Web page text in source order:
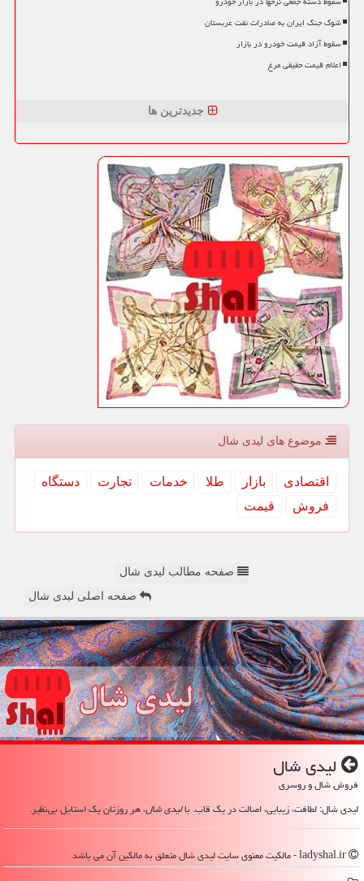
شوک جنگ ایران به صادرات نفت عربستان
سقوط آزاد قیمت خودرو در بازار
اعلام قیمت حقیقی مرغ
جدیدترین ها
موضوع های لیدی شال
اقتصادی بازار طلا خدمات تجارت
دستگاه
فروش
قیمت
صفحه مطالب لیدی شال
صفحه اصلی لیدی شال
لیدی شال
فروش شال و روسری
لیدی شال: لطافت، زیبایی، اصالت در یک قاب. بالیدی شال، هر روزتان یک استایل بی‌نظیر.